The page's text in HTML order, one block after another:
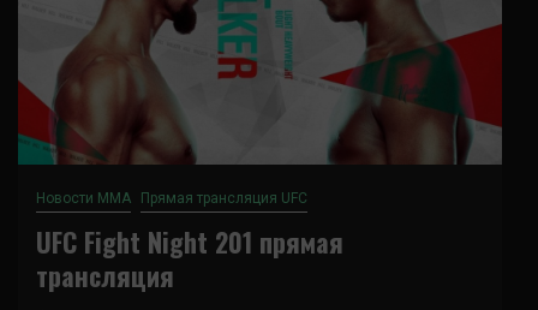
Новости ММА Прямая трансляция UFC
UFC Fight Night 201 прямая
трансляция